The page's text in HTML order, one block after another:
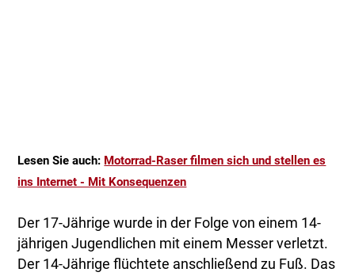
Lesen Sie auch: Motorrad-Raser filmen sich und stellen es
ins Internet - Mit Konsequenzen
Der 17-Jährige wurde in der Folge von einem 14-
jährigen Jugendlichen mit einem Messer verletzt.
Der 14-Jährige flüchtete anschließend zu Fuß. Das